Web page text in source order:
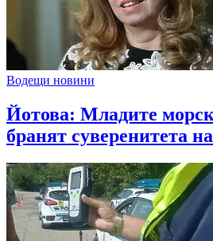
Водещи новини
Йотова: Младите
бранят суверенитета